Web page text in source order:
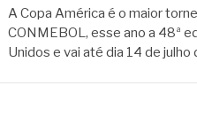
A Copa América é o maior
CONMEBOL, esse ano a 48ª
Unidos e vai até dia 14 de